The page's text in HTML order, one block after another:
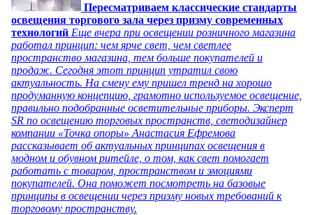
Пересматриваем классические стандарты
освещения торгового зала через призму современных
технологий Еще вчера при освещении розничного магазина
работал принцип: чем ярче свет, чем светлее
пространство магазина, тем больше покупателей и
продаж. Сегодня этот принцип утратил свою
актуальность. На смену ему пришел тренд на хорошо
продуманную концепцию, грамотно используемое освещение,
правильно подобранные осветительные приборы. Эксперт
SR по освещению торговых пространств, светодизайнер
компании «Точка опоры» Анастасия Ефремова
рассказывает об актуальных принципах освещения в
модном и обувном ритейле, о том, как свет помогает
работать с товаром, пространством и эмоциями
покупателей. Она поможет посмотреть на базовые
принципы в освещении через призму новых требований к
торговому пространству.